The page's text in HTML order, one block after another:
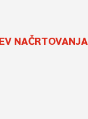
NAČRTOVANJA